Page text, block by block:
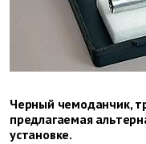
Черный чемоданчик,
предлагаемая
установке.